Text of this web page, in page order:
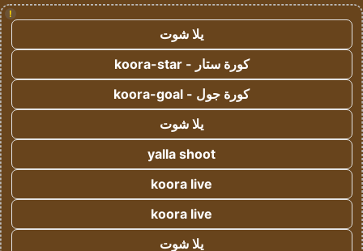
!
يلا شوت
كورة ستار - koora-star
كورة جول - koora-goal
يلا شوت
yalla shoot
koora live
koora live
يلا شوت